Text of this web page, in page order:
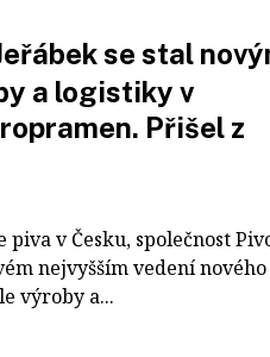
se stal
a logistiky v
Přišel z
v Česku, společnost
nejvyšším vedení nového
výroby a...